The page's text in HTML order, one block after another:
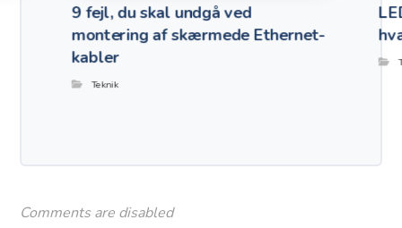
9 fejl, du skal undgå ved
montering af skærmede Ethernet-
kabler
Teknik
Comments are disabled